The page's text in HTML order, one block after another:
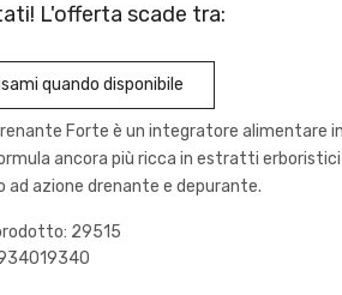
L'offerta scade tra:
quando disponibile
Forte è un integratore alimentare
ancora più ricca in estratti
ad azione drenante e depurante.
29515